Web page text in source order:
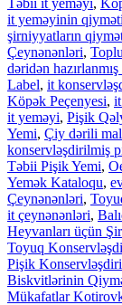
it yeməyinin qiyməti
şirniyyatların
Çeynənənləri,
dəridən
Label, it
Köpək Peçenyesi,
it yeməyi, Pişik
Yemi, Çiy dərili mal
konservləşdirilmiş
Təbii Pişik Yemi,
Yemək Kataloqu,
Çeynənənləri,
it çeynənənləri,
Heyvanları üçün
Toyuq
Pişik
Biskvitlərinin
Mükafatlar